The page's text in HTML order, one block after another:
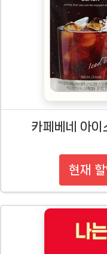
카페베네 아
현재